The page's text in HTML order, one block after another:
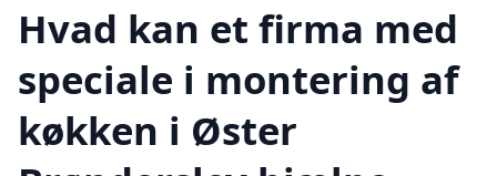
Hvad kan et firma med
speciale i montering af
køkken i Øster